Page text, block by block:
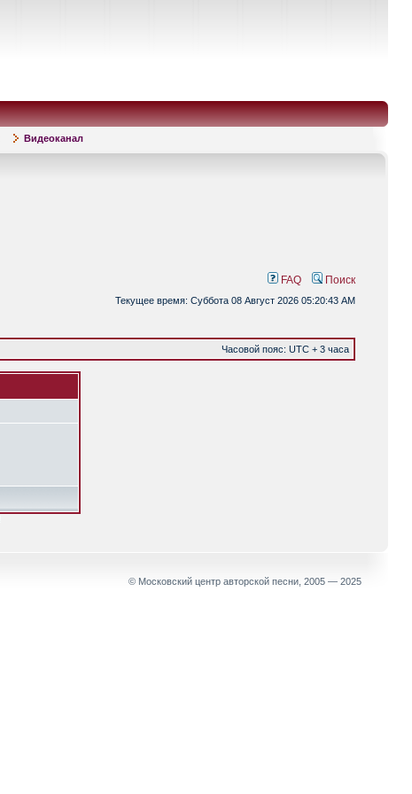
Видеоканал
FAQ Поиск
Текущее время: Суббота 08 Август 2026 05:20:43 AM
Часовой пояс: UTC + 3 часа
© Московский центр авторской песни, 2005 — 2025